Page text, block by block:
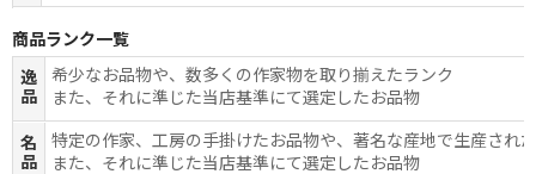
商品ランク一覧
逸
品
希少なお品物や、数多くの作家物を取り揃えたランク
また、それに準じた当店基準にて選定したお品物
名
品
特定の作家、工房の手掛けたお品物や、著名な産地で生産され
また、それに準じた当店基準にて選定したお品物